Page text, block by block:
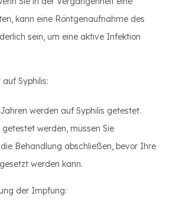
kann eine Röntgenaufnahme des
sein, um eine aktive Infektion
Syphilis:
werden auf Syphilis getestet.
getestet werden, müssen Sie
Behandlung abschließen, bevor Ihre
werden kann.
der Impfung: